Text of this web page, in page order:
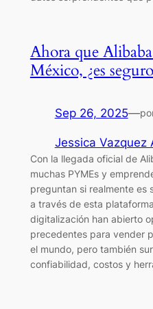
Ahora que
México, ¿es
Sep 26, 2025—
Jessica Vazquez
Con la llegada oficial de
muchas PYMEs y
preguntan si realmente es
a través de esta
digitalización han abierto
precedentes para vender
el mundo, pero también
confiabilidad, costos y